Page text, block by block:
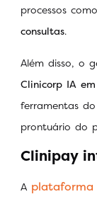
processos como
consultas.
Além disso, o
Clinicorp IA
ferramentas
prontuário do
Clinipay
A plataforma